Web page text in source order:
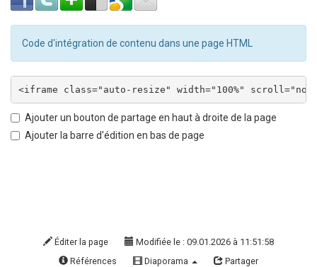
Code d'intégration de contenu dans une page HTML
Ajouter un bouton de partage en haut à droite de la page
Ajouter la barre d'édition en bas de page
Éditer la page
Modifiée le : 09.01.2026 à 11:51:58
Références
Diaporama Partager